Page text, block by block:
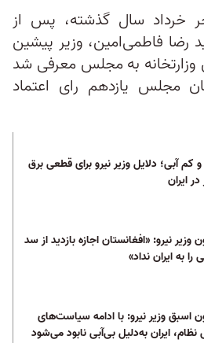
خرداد سال گذشته، پس از
رضا فاطمی‌امین، وزیر پیشین
به مجلس معرفی شد
مجلس یازدهم رای اعتماد
و کم آبی؛ دلایل وزیر نیرو برای قطعی برق
ایران
وزیر نیرو: «افغانستان اجازه بازدید از سد
را به ایران نداد»
اسبق وزیر نیرو: با ادامه سیاست‌های
نظام، ایران به‌دلیل بی‌آبی نابود می‌شود